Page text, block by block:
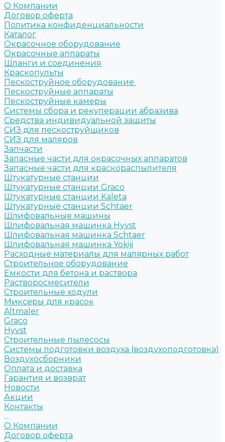
О Компании
Договор оферта
Политика конфиденциальности
Каталог
Окрасочное оборудование
Окрасочные аппараты
Шланги и соединения
Краскопульты
Пескоструйное оборудование
Пескоструйные аппараты
Пескоструйные камеры
Системы сбора и рекуперации абразива
Средства индивидуальной защиты
СИЗ для пескоструйщиков
СИЗ для маляров
Запчасти
Запасные части для окрасочных аппаратов
Запасные части для краскораспылителя
Штукатурные станции
Штукатурные станции Graco
Штукатурные станции Kaleta
Штукатурные станции Schtaer
Шлифовальные машины
Шлифовальная машинка Hyvst
Шлифовальная машинка Schtaer
Шлифовальная машинка Yokiji
Расходные материалы для малярных работ
Строительное оборудование
Емкости для бетона и раствора
Растворосмесители
Строительные ходули
Миксеры для красок
Altmaler
Graco
Hyvst
Строительные пылесосы
Системы подготовки воздуха (воздухоподготовка)
Воздухосборники
Оплата и доставка
Гарантия и возврат
Новости
Акции
Контакты
...
О Компании
Договор оферта